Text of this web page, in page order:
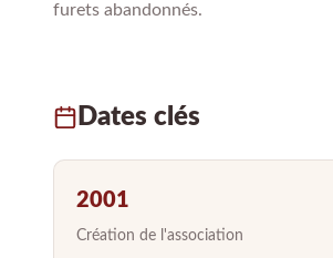
furets abandonnés.
Dates clés
2001
Création de l'association